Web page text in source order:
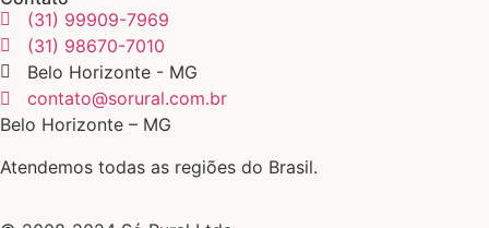
(31) 99909-7969
(31) 98670-7010
Belo Horizonte - MG
contato@sorural.com.br
Belo Horizonte – MG
Atendemos todas as regiões do Brasil.